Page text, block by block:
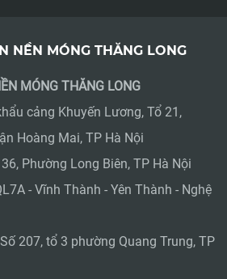
NỀN MÓNG THĂNG LONG
MÓNG THĂNG LONG
cảng Khuyến Lương, Tổ 21,
Hoàng Mai, TP Hà Nội
36, Phường Long Biên, TP Hà Nội
- Vĩnh Thành - Yên Thành - Nghệ
Số 207, tổ 3 phường Quang Trung, TP